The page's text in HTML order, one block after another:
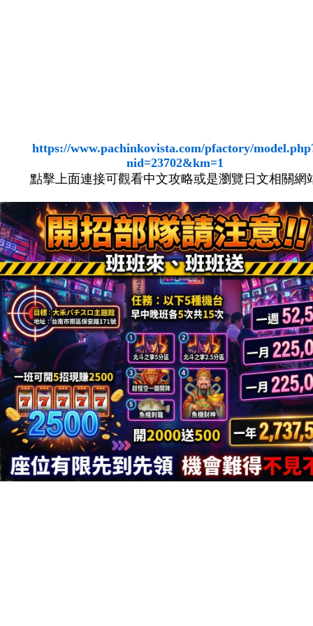
https://www.pachinkovista.com/pfactory/
nid=23702&km=1
點擊上面連接可觀看中文攻略或是瀏覽日文相關網